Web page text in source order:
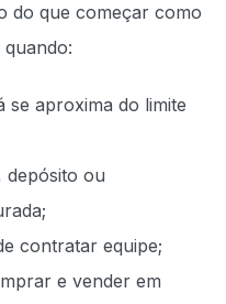
do que começar como
aproxima do limite
depósito ou
contratar equipe;
e vender em